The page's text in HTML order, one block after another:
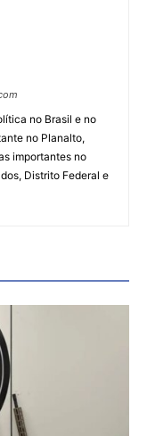
no Brasil e no
no Planalto,
importantes no
Distrito Federal e